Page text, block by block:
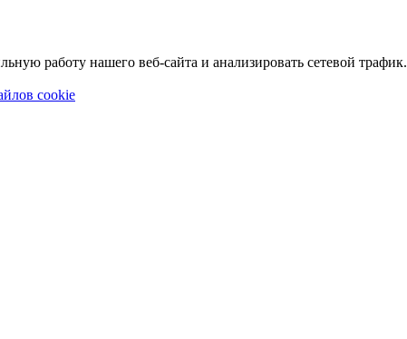
работу нашего веб-сайта и анализировать сетевой трафик.
cookie